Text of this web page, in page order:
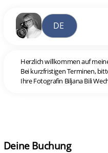
Herzlich willkommen auf
Bei kurzfristigen Terminen,
Ihre Fotografin Biljana Bili
Deine Buchung